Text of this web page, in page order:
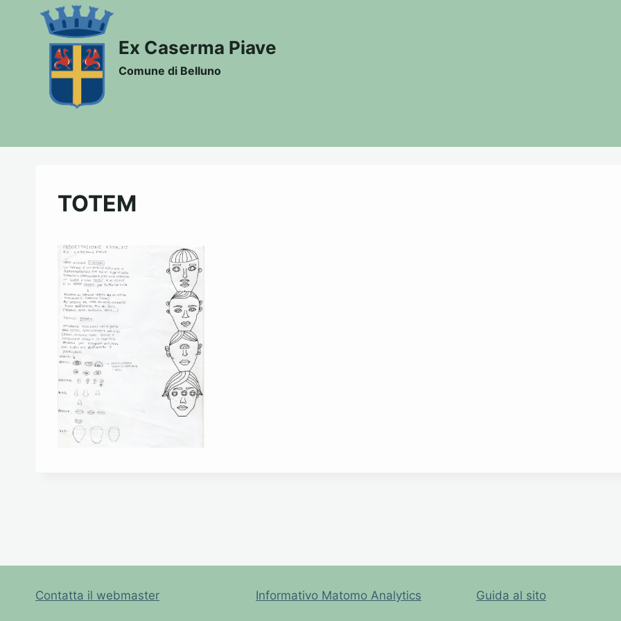
contenuto
Ex Caserma Piave
Comune di Belluno
TOTEM
Contatta il webmaster Informativo Matomo Analytics Guida al sito